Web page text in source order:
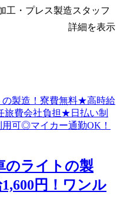
工・プレス製造スタッフ
詳細を表示
のライトの製
円！ワンル